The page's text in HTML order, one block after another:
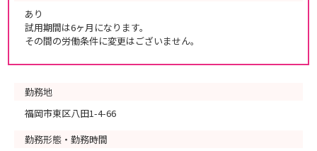
あり
試用期間は6ヶ月になります。
その間の労働条件に変更はございません。
勤務地
福岡市東区八田1-4-66
勤務形態・勤務時間